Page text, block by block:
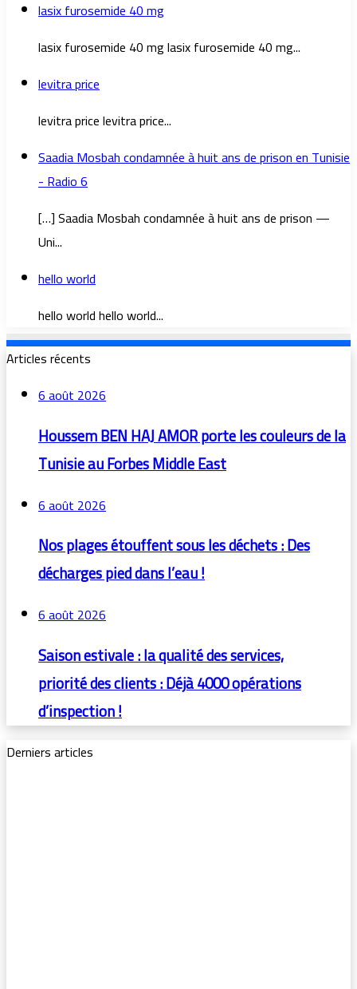
lasix furosemide 40 mg
lasix furosemide 40 mg lasix furosemide 40 mg...
levitra price
levitra price levitra price...
Saadia Mosbah condamnée à huit ans de prison en Tunisie
- Radio 6
[…] Saadia Mosbah condamnée à huit ans de prison —
Uni...
hello world
hello world hello world...
Articles récents
6 août 2026
Houssem BEN HAJ AMOR porte les couleurs de la
Tunisie au Forbes Middle East
6 août 2026
Nos plages étouffent sous les déchets : Des
décharges pied dans l’eau !
6 août 2026
Saison estivale : la qualité des services,
priorité des clients : Déjà 4000 opérations
d’inspection !
Derniers articles